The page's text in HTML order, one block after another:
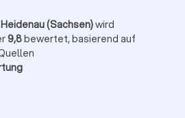
Heidenau (Sachsen)wird
9,8bewertet, basierend auf